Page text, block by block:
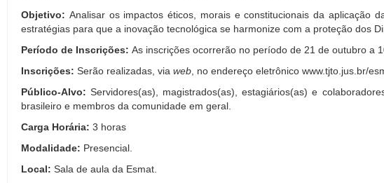
Objetivo: Analisar os impactos éticos, morais e constitucionais da aplicação
estratégias para que a inovação tecnológica se harmonize com a proteção dos
Período de Inscrições: As inscrições ocorrerão no período de 21 de outubro a
Inscrições: Serão realizadas, via web , no endereço eletrônico www.tjto.jus.br/
Público-Alvo:Servidores(as), magistrados(as), estagiários(as) e
brasileiro e membros da comunidade em geral.
Carga Horária: 3 horas
Modalidade: Presencial.
Local: Sala de aula da Esmat.